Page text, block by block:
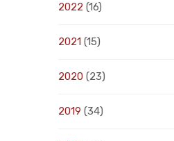
2022 (16)
2021 (15)
2020 (23)
2019 (34)